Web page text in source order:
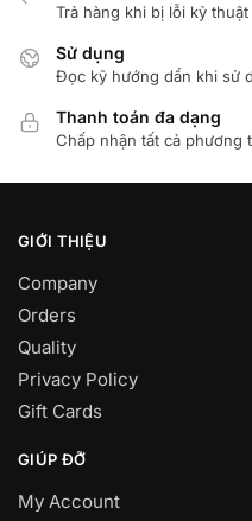
Trả hàng khi bị lỗi kỷ thuật
Sử dụng
Đọc kỹ hướng dẩn khi sử
Thanh toán đa dạng
Chấp nhận tất cả phương
GIỚI THIỆU
Company
Orders
Quality
Privacy Policy
Gift Cards
GIÚP ĐỠ
My Account